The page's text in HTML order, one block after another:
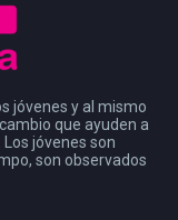
jóvenes y al mismo
que ayuden a
jóvenes son
son observados